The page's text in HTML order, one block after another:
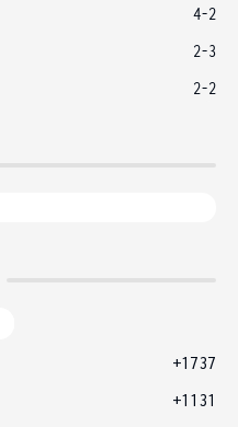
4-2
2-3
2-2
+1737
+1131